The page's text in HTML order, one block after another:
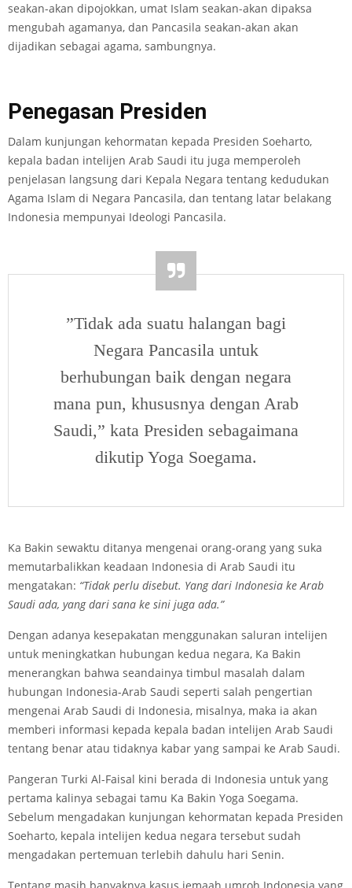
seakan-akan dipojokkan, umat Islam seakan-akan dipaksa
mengubah agamanya, dan Pancasila seakan-akan akan
dijadikan sebagai agama, sambungnya.
Penegasan Presiden
Dalam kunjungan kehormatan kepada Presiden Soeharto,
kepala badan intelijen Arab Saudi itu juga memperoleh
penjelasan langsung dari Kepala Negara tentang kedudukan
Agama Islam di Negara Pancasila, dan tentang latar belakang
Indonesia mempunyai Ideologi Pancasila.
”Tidak ada suatu halangan bagi
Negara Pancasila untuk
berhubungan baik dengan negara
mana pun, khususnya dengan Arab
Saudi,” kata Presiden sebagaimana
dikutip Yoga Soegama.
Ka Bakin sewaktu ditanya mengenai orang-orang yang suka
memutarbalikkan keadaan Indonesia di Arab Saudi itu
mengatakan: “Tidak perlu disebut. Yang dari Indonesia ke Arab
Saudi ada, yang dari sana ke sini juga ada.”
Dengan adanya kesepakatan menggunakan saluran intelijen
untuk meningkatkan hubungan kedua negara, Ka Bakin
menerangkan bahwa seandainya timbul masalah dalam
hubungan Indonesia-Arab Saudi seperti salah pengertian
mengenai Arab Saudi di Indonesia, misalnya, maka ia akan
memberi informasi kepada kepala badan intelijen Arab Saudi
tentang benar atau tidaknya kabar yang sampai ke Arab Saudi.
Pangeran Turki Al-Faisal kini berada di Indonesia untuk yang
pertama kalinya sebagai tamu Ka Bakin Yoga Soegama.
Sebelum mengadakan kunjungan kehormatan kepada Presiden
Soeharto, kepala intelijen kedua negara tersebut sudah
mengadakan pertemuan terlebih dahulu hari Senin.